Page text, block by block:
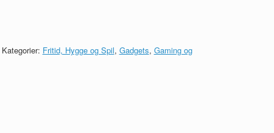
Kategorier: Fritid, Hygge og Spil, Gadgets, Gaming og